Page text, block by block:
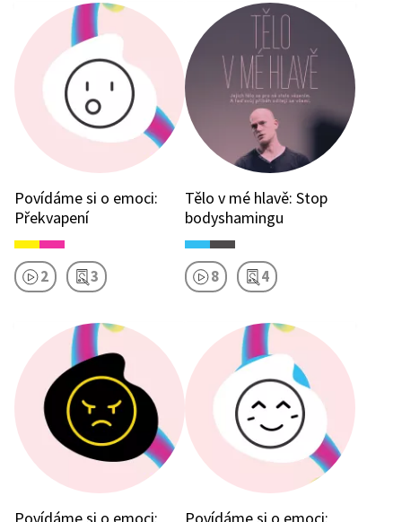
Povídáme si o emoci:
Překvapení
2 3
Tělo v mé hlavě: Stop
bodyshamingu
8 4